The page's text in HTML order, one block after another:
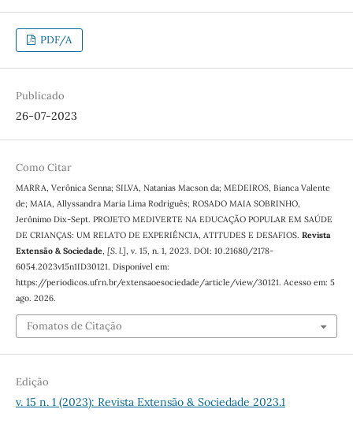
PDF/A
Publicado
26-07-2023
Como Citar
MARRA, Verônica Senna; SILVA, Natanias Macson da; MEDEIROS, Bianca Valente
de; MAIA, Allyssandra Maria Lima Rodriguês; ROSADO MAIA SOBRINHO,
Jerônimo Dix-Sept. PROJETO MEDIVERTE NA EDUCAÇÃO POPULAR EM SAÚDE
DE CRIANÇAS: UM RELATO DE EXPERIÊNCIA, ATITUDES E DESAFIOS. Revista
Extensão & Sociedade, [S. l.], v. 15, n. 1, 2023. DOI: 10.21680/2178-
6054.2023v15n1ID30121. Disponível em:
https://periodicos.ufrn.br/extensaoesociedade/article/view/30121. Acesso em: 5
ago. 2026.
Fomatos de Citação
Edição
v. 15 n. 1 (2023): Revista Extensão & Sociedade 2023.1